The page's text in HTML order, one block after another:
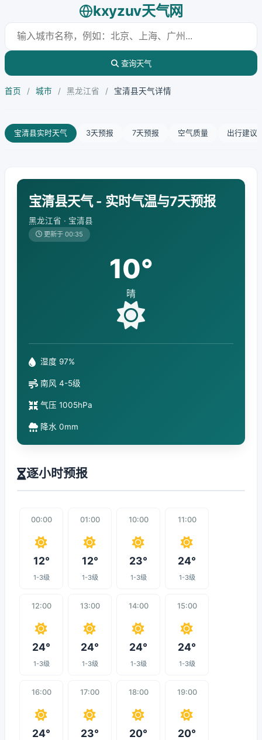
kxyzuv天气网
查询天气
首页 / 城市 / 黑龙江省 / 宝清县天气详情
宝清县实时天气 3天预报 7天预报 空气质量 出行建议
宝清县天气 - 实时气温与7天预报
黑龙江省 · 宝清县
更新于 00:35
10°
晴
湿度 97%
南风 4-5级
气压 1005hPa
降水 0mm
逐小时预报
00:00
12°
1-3级
01:00
12°
1-3级
10:00
23°
1-3级
11:00
24°
1-3级
12:00
24°
1-3级
13:00
24°
1-3级
14:00
24°
1-3级
15:00
24°
1-3级
16:00
24°
17:00
23°
18:00
20°
19:00
20°